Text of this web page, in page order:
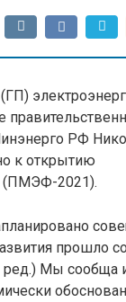
РФ
к открытию
(ПМЭФ-2021).
прошло
ред.) Мы сообща